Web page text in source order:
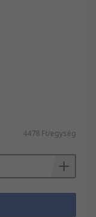
4478 Ft/egység